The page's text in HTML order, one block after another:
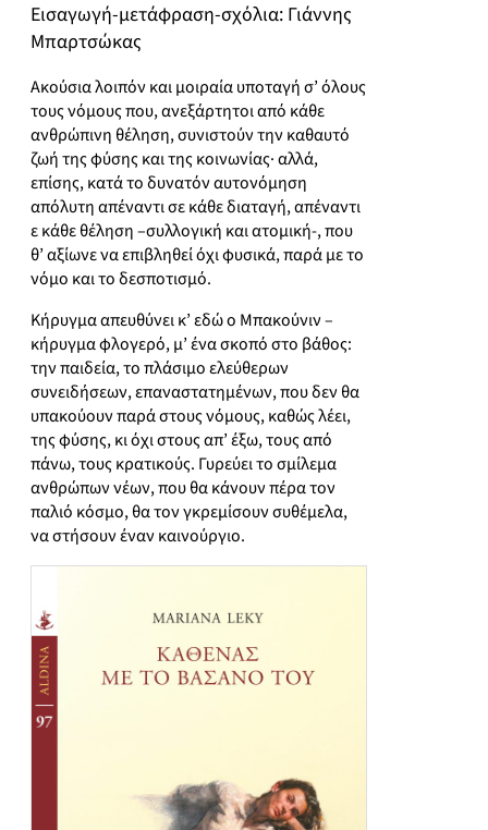
Εισαγωγή-μετάφραση-σχόλια: Γιάννης
Μπαρτσώκας
Ακούσια λοιπόν και μοιραία υποταγή σ’ όλους
τους νόμους που, ανεξάρτητοι από κάθε
ανθρώπινη θέληση, συνιστούν την καθαυτό
ζωή της φύσης και της κοινωνίας· αλλά,
επίσης, κατά το δυνατόν αυτονόμηση
απόλυτη απέναντι σε κάθε διαταγή, απέναντι
ε κάθε θέληση –συλλογική και ατομική-, που
θ’ αξίωνε να επιβληθεί όχι φυσικά, παρά με το
νόμο και το δεσποτισμό.
Κήρυγμα απευθύνει κ’ εδώ ο Μπακούνιν –
κήρυγμα φλογερό, μ’ ένα σκοπό στο βάθος:
την παιδεία, το πλάσιμο ελεύθερων
συνειδήσεων, επαναστατημένων, που δεν θα
υπακούουν παρά στους νόμους, καθώς λέει,
της φύσης, κι όχι στους απ’ έξω, τους από
πάνω, τους κρατικούς. Γυρεύει το σμίλεμα
ανθρώπων νέων, που θα κάνουν πέρα τον
παλιό κόσμο, θα τον γκρεμίσουν συθέμελα,
να στήσουν έναν καινούργιο.